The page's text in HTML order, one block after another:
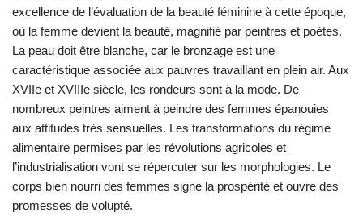
excellence de l’évaluation de la beauté féminine à cette époque,
où la femme devient la beauté, magnifié par peintres et poètes.
La peau doit être blanche, car le bronzage est une
caractéristique associée aux pauvres travaillant en plein air. Aux
XVIIe et XVIIIe siècle, les rondeurs sont à la mode. De
nombreux peintres aiment à peindre des femmes épanouies
aux attitudes très sensuelles. Les transformations du régime
alimentaire permises par les révolutions agricoles et
l’industrialisation vont se répercuter sur les morphologies. Le
corps bien nourri des femmes signe la prospérité et ouvre des
promesses de volupté.